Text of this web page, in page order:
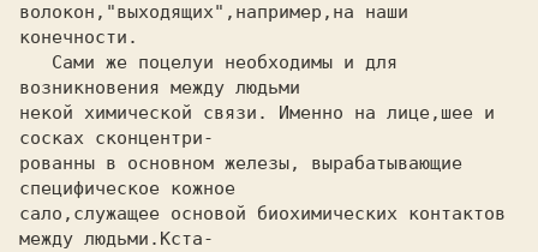
волокон,"выходящих",например,на наши
конечности.
возникновения между людьми
некой химической связи. Именно на лице,шее и
сосках сконцентри-
рованны в основном железы, вырабатывающие
специфическое кожное
сало,служащее основой биохимических контактов
между людьми.Кста-